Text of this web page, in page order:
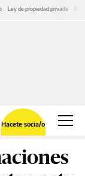
Ley de propiedad privada
Hacete socia/o